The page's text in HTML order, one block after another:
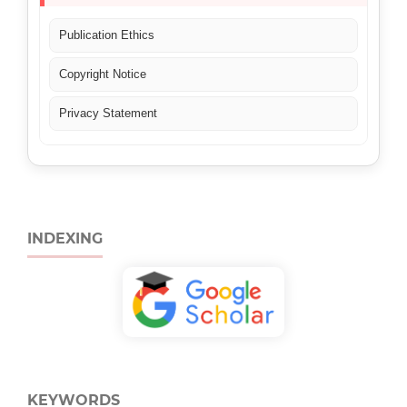
Publication Ethics
Copyright Notice
Privacy Statement
INDEXING
KEYWORDS